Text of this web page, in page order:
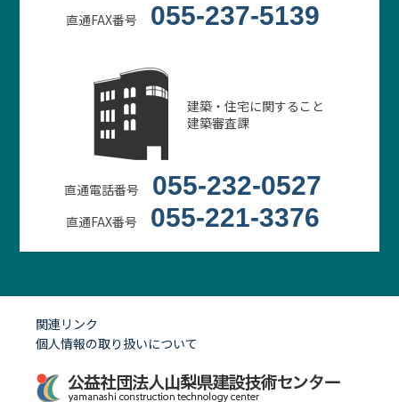
直通FAX番号 055-237-5139
建築・住宅に関すること
建築審査課
直通電話番号 055-232-0527
直通FAX番号 055-221-3376
関連リンク
個人情報の取り扱いについて